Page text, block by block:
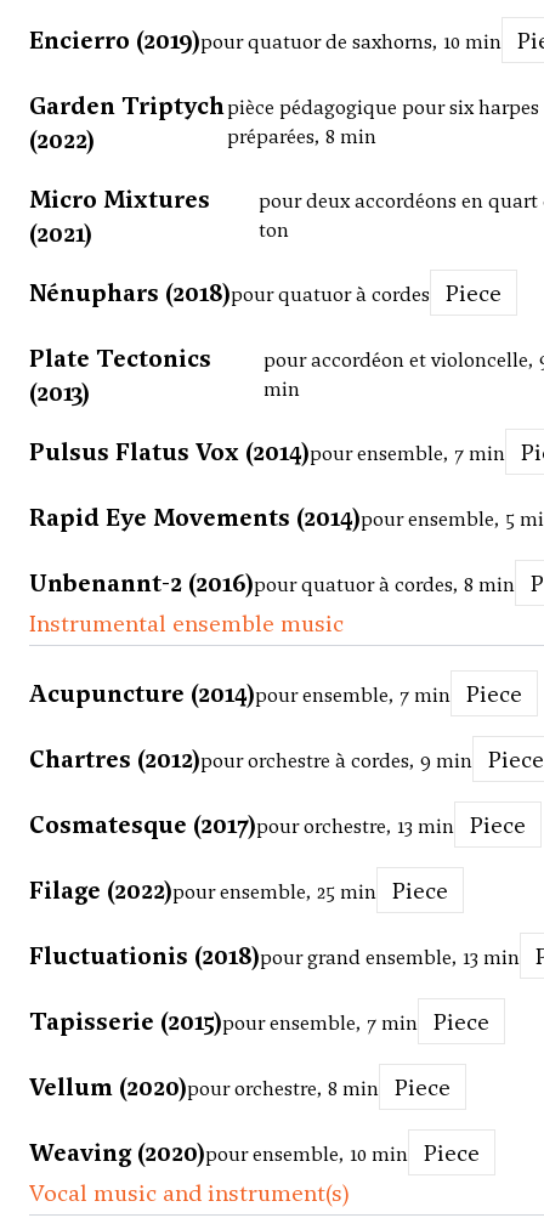
Encierro (2019)pour quatuor de saxhorns, 10 min
Garden Triptych
(2022)
pièce pédagogique pour six harpes
préparées, 8 min
Micro Mixtures
(2021)
pour deux accordéons en quart
ton
Nénuphars (2018)pour quatuor à cordes Piece
Plate Tectonics
(2013)
pour accordéon et violoncelle,
min
Pulsus Flatus Vox (2014)pour ensemble, 7 min
Rapid Eye Movements (2014)pour ensemble, 5
Unbenannt-2 (2016)pour quatuor à cordes, 8 min
Instrumental ensemble music
Acupuncture (2014)pour ensemble, 7 min Piece
Chartres (2012)pour orchestre à cordes, 9 min Piece
Cosmatesque (2017)pour orchestre, 13 min Piece
Filage (2022)pour ensemble, 25 min Piece
Fluctuationis (2018)pour grand ensemble, 13 min
Tapisserie (2015)pour ensemble, 7 min Piece
Vellum (2020)pour orchestre, 8 min Piece
Weaving (2020)pour ensemble, 10 min
Piece
Vocal music and instrument(s)